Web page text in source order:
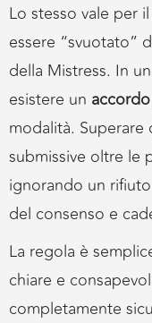
Lo stesso vale per il
essere “svuotato”
della Mistress. In
esistere un
modalità.
submissive oltre le
ignorando un
del consenso e
La regola è
chiare e
completamente